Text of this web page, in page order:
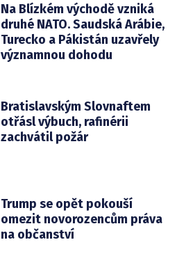
Na Blízkém východě vzniká
druhé NATO. Saudská Arábie,
Turecko a Pákistán uzavřely
významnou dohodu
Bratislavským Slovnaftem
otřásl výbuch, rafinérii
zachvátil požár
Trump se opět pokouší
omezit novorozencům práva
na občanství